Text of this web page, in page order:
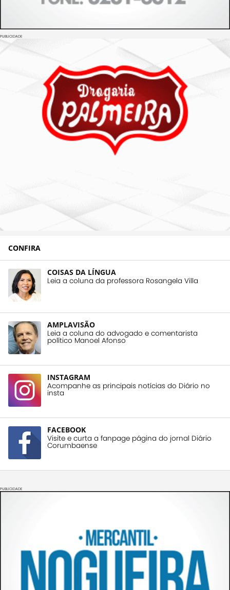
PUBLICIDADE
CONFIRA
COISAS DA LÍNGUA
Leia a coluna da professora Rosangela Villa
AMPLAVISÃO
Leia a coluna do advogado e comentarista
político Manoel Afonso
INSTAGRAM
Acompanhe as principais notícias do Diário no
insta
FACEBOOK
Visite e curta a fanpage página do jornal Diário
Corumbaense
PUBLICIDADE